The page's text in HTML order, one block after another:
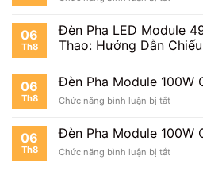
Driver
Đèn
Pha
Có
Không?
06
Th8
Đèn Pha LED Module
Thao: Hướng Dẫn
06
Th8
Đèn Pha Module 100W
Chức năng bình luận bị tắtở
Pha
Module
100W
06
Th8
Đèn Pha Module 100W
Chức năng bình luận bị tắtở